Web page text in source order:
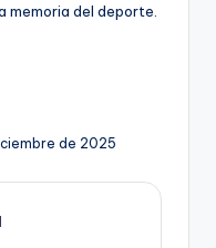
memoria del deporte.
de 2025